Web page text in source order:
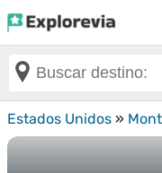
Estados Unidos »